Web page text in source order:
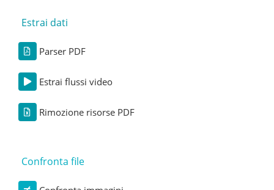
Estrai dati
Parser PDF
Estrai flussi video
Rimozione risorse PDF
Confronta file